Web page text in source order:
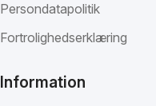
Persondatapolitik
Fortrolighedserklæring
Information